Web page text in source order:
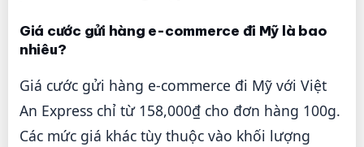
Giá cước gửi hàng e-commerce đi Mỹ là bao
nhiêu?
Giá cước gửi hàng e-commerce đi Mỹ với Việt
An Express chỉ từ 158,000₫ cho đơn hàng 100g.
Các mức giá khác tùy thuộc vào khối lượng